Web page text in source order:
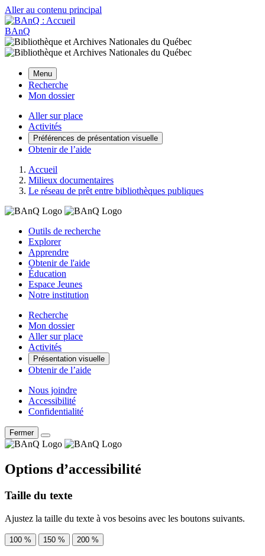
Aller au contenu principal
BAnQ
Menu
Recherche
Mon dossier
Aller sur place
Activités
Préférences de présentation visuelle
Obtenir de l’aide
Accueil
Milieux documentaires
Le réseau de prêt entre bibliothèques publiques
Outils de recherche
Explorer
Apprendre
Obtenir de l'aide
Éducation
Espace Jeunes
Notre institution
Recherche
Mon dossier
Aller sur place
Activités
Présentation visuelle
Obtenir de l’aide
Nous joindre
Accessibilité
Confidentialité
Fermer
Options d’accessibilité
Taille du texte
Ajustez la taille du texte à vos besoins avec les boutons suivants.
100 % 150 % 200 %